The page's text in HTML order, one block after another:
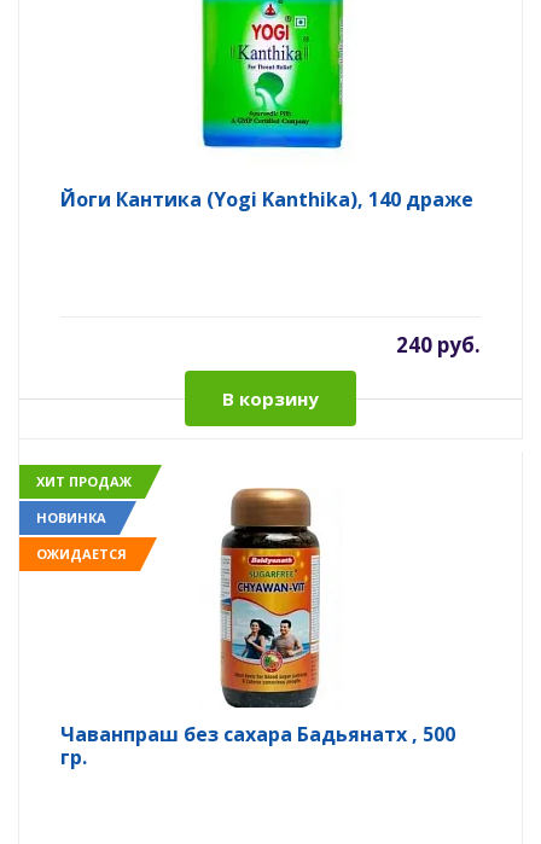
Йоги Кантика (Yogi Kanthika), 140 драже
240 руб.
В корзину
ХИТ ПРОДАЖ
НОВИНКА
ОЖИДАЕТСЯ
Чаванпраш без сахара Бадьянатх , 500
гр.